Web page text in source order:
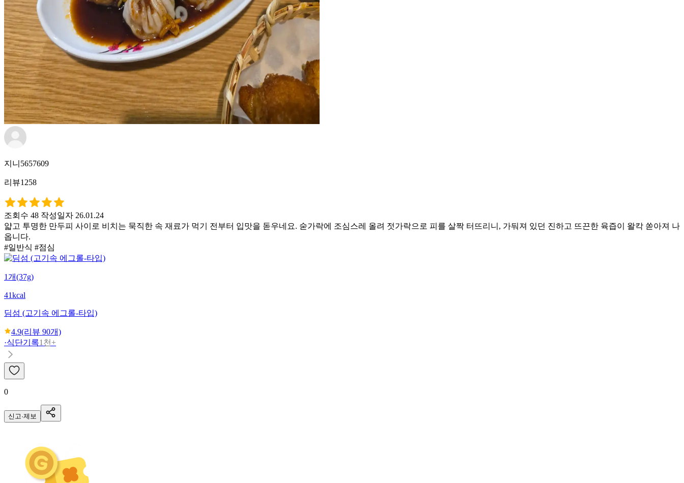
지니5657609
리뷰1258
조회수 48 작성일자 26.01.24
얇고 투명한 만두피 사이로 비치는 묵직한 속 재료가 먹기 전부터 입맛을 돋우네요. 숟가락에 조심스레 올려 젓가락으로 피를 살짝 터뜨리니, 가둬져 있던 진하고 뜨끈한 육즙이 왈칵 쏟아져 나
옵니다.
#일반식 #점심
1개(37g)
41kcal
딤섬 (고기속 에그롤-타입)
4.9(리뷰 90개)
·식단기록1천+
0
신고·제보